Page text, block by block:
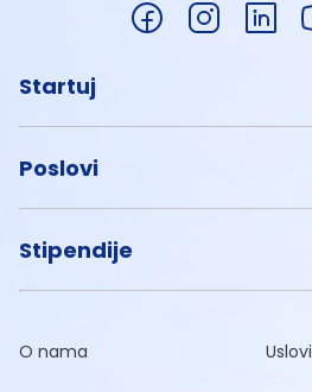
Startuj
Poslovi
Stipendije
O nama